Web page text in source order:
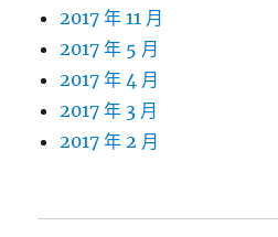
2017 年 11 月
2017 年 5 月
2017 年 4 月
2017 年 3 月
2017 年 2 月